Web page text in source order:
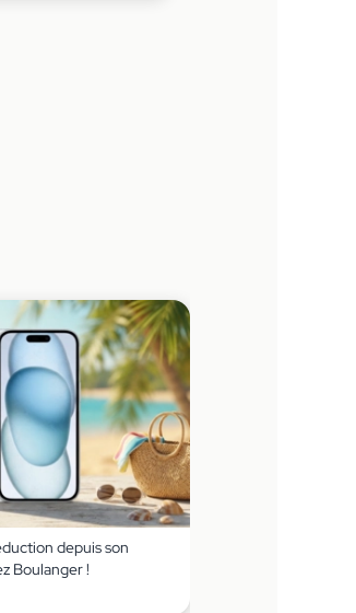
depuis son
Boulanger !